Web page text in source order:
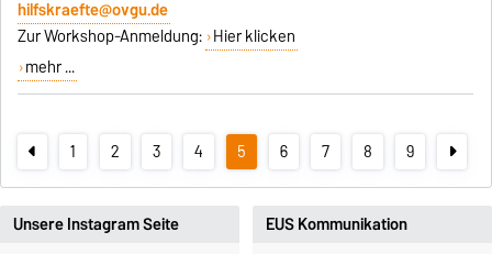
hilfskraefte@ovgu.de
Zur Workshop-Anmeldung: Hier klicken
mehr ...
1 2 3 4 5 6 7 8 9
Unsere Instagram Seite
EUS Kommunikation